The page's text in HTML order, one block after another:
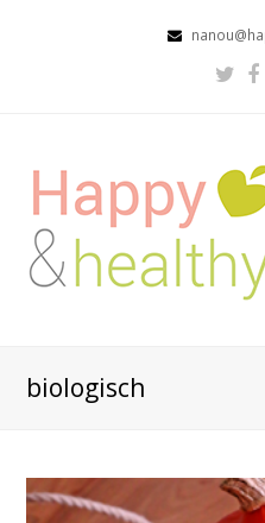
biologisch